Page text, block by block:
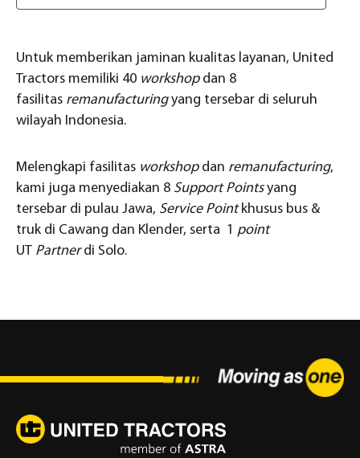
Untuk memberikan jaminan kualitas layanan, United
Tractors memiliki 40 workshopdan 8
fasilitas remanufacturingyang tersebar di seluruh
wilayah Indonesia.
Melengkapi fasilitas workshopdan remanufacturing,
kami juga menyediakan 8 Support Pointsyang
tersebar di pulau Jawa, Service Pointkhusus bus &
truk di Cawang dan Klender, serta 1 point
UT Partnerdi Solo.